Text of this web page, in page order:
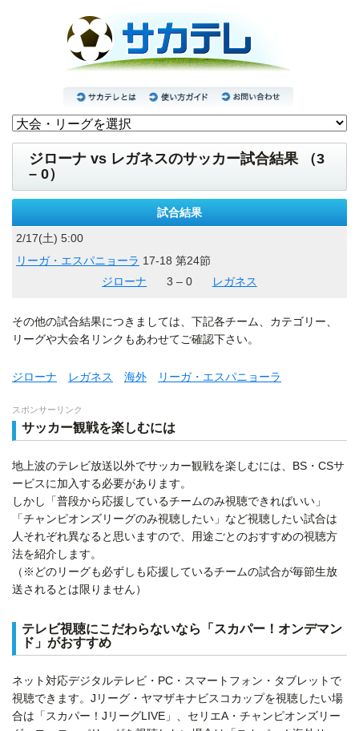
ジローナ vs レガネスのサッカー試合結果 （3
– 0）
試合結果
2/17(土) 5:00
リーガ・エスパニョーラ 17-18 第24節
ジローナ
3 – 0 レガネス
その他の試合結果につきましては、下記各チーム、カテゴリー、
リーグや大会名リンクもあわせてご確認下さい。
ジローナ レガネス 海外 リーガ・エスパニョーラ
スポンサーリンク
サッカー観戦を楽しむには
地上波のテレビ放送以外でサッカー観戦を楽しむには、BS・CSサ
ービスに加入する必要があります。
しかし「普段から応援しているチームのみ視聴できればいい」
「チャンピオンズリーグのみ視聴したい」など視聴したい試合は
人それぞれ異なると思いますので、用途ごとのおすすめの視聴方
法を紹介します。
（※どのリーグも必ずしも応援しているチームの試合が毎節生放
送されるとは限りません）
テレビ視聴にこだわらないなら「スカパー！オンデマン
ド」がおすすめ
ネット対応デジタルテレビ・PC・スマートフォン・タブレットで
視聴できます。Jリーグ・ヤマザキナビスコカップを視聴したい場
合は「スカパー！JリーグLIVE」、セリエA・チャンピオンズリー